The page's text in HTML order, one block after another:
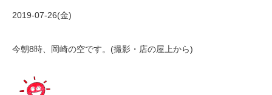
2019-07-26(金)
今朝8時、岡崎の空です。(撮影・店の屋上から)